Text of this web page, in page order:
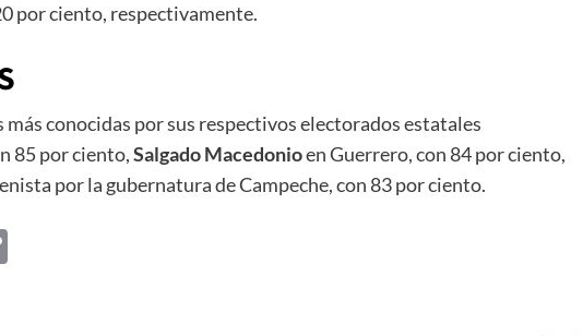
por ciento, respectivamente.
conocidas por sus respectivos electorados estatales
85 por ciento,Salgado Macedonioen Guerrero, con 84 por ciento,
por la gubernatura de Campeche, con 83 por ciento.